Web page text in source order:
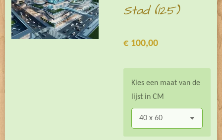
Stad (125)
€ 100,00
Kies een maat van de
lijst in CM